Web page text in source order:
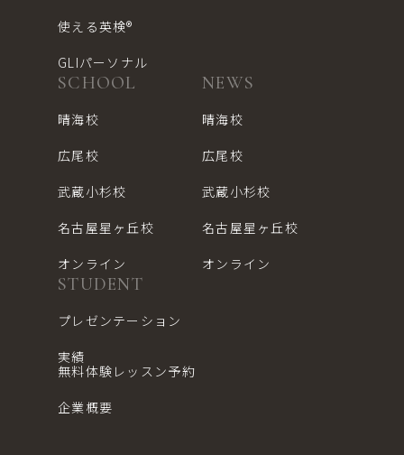
使える英検®︎
GLIパーソナル
SCHOOL
晴海校
広尾校
武蔵小杉校
名古屋星ヶ丘校
オンライン
NEWS
晴海校
広尾校
武蔵小杉校
名古屋星ヶ丘校
オンライン
STUDENT
プレゼンテーション
実績
無料体験レッスン予約
企業概要